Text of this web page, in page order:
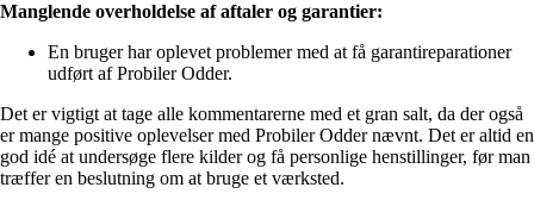
Manglende overholdelse af aftaler og garantier:
En bruger har oplevet problemer med at få garantireparationer
udført af Probiler Odder.
Det er vigtigt at tage alle kommentarerne med et gran salt, da der også
er mange positive oplevelser med Probiler Odder nævnt. Det er altid en
god idé at undersøge flere kilder og få personlige henstillinger, før man
træffer en beslutning om at bruge et værksted.